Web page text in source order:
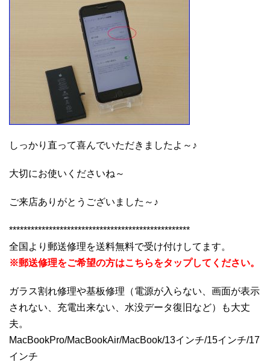
しっかり直って喜んでいただきましたよ～♪
大切にお使いくださいね～
ご来店ありがとうございました～♪
**************************************************
全国より郵送修理を送料無料で受け付けしてます。
※郵送修理をご希望の方はこちらをタップしてください。
ガラス割れ修理や基板修理（電源が入らない、画面が表示
されない、充電出来ない、水没データ復旧など）も大丈
夫。
MacBookPro/MacBookAir/MacBook/13インチ/15インチ/17
インチ